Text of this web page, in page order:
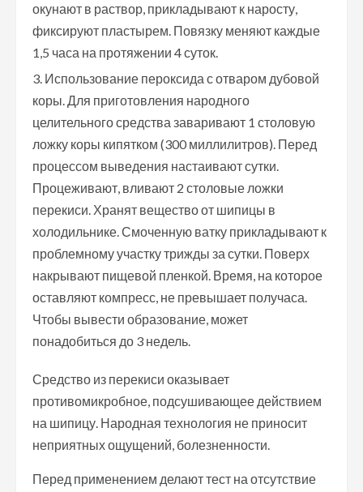
окунают в раствор, прикладывают к наросту,
фиксируют пластырем. Повязку меняют каждые
1,5 часа на протяжении 4 суток.
Использование пероксида с отваром дубовой
коры. Для приготовления народного
целительного средства заваривают 1 столовую
ложку коры кипятком (300 миллилитров). Перед
процессом выведения настаивают сутки.
Процеживают, вливают 2 столовые ложки
перекиси. Хранят вещество от шипицы в
холодильнике. Смоченную ватку прикладывают к
проблемному участку трижды за сутки. Поверх
накрывают пищевой пленкой. Время, на которое
оставляют компресс, не превышает получаса.
Чтобы вывести образование, может
понадобиться до 3 недель.
Средство из перекиси оказывает
противомикробное, подсушивающее действием
на шипицу. Народная технология не приносит
неприятных ощущений, болезненности.
Перед применением делают тест на отсутствие